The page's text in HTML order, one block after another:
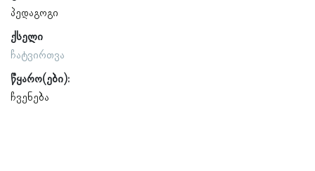
პედაგოგი
ქსელი
ჩატვირთვა
წყარო(ები):
ჩვენება